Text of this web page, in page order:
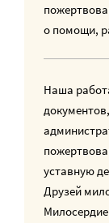
о помощи,
Наша
уставную
Друзей